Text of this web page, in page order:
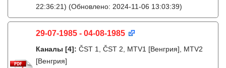
22:36:21) (Обновлено: 2024-11-06 13:03:39)
29-07-1985 - 04-08-1985
Каналы [4]: ČST 1, ČST 2, MTV1 [Венгрия], MTV2
[Венгрия]